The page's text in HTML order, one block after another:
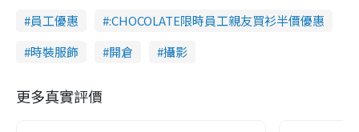
員工優惠
:CHOCOLATE限時員工親友買衫半價優惠
時裝服飾
開倉 攝影
更多真實評價